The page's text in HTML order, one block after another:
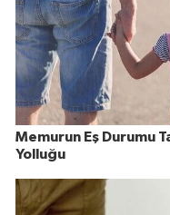
Memurun Eş Durumu
Yolluğu